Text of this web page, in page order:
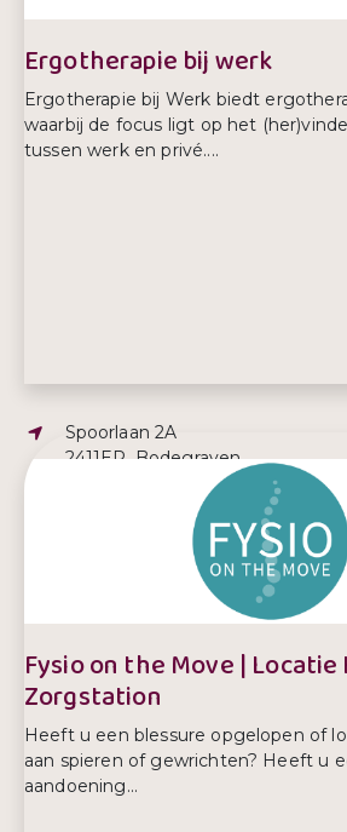
Ergotherapie bij werk
Ergotherapie bij Werk biedt
waarbij de focus ligt op het
tussen werk en privé....
Adres:
Spoorlaan 2A
2411ER, Bodegraven
info@ergotherapiebijwerk.nl
Telefoonnummer:
Fysio on the Move | Locatie
Zorgstation
Heeft u een blessure opgelopen of
aan spieren of gewrichten? Heeft u
aandoening...